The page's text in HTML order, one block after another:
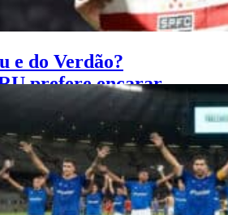
e do Verdão?
prefere encarar
Libertadores